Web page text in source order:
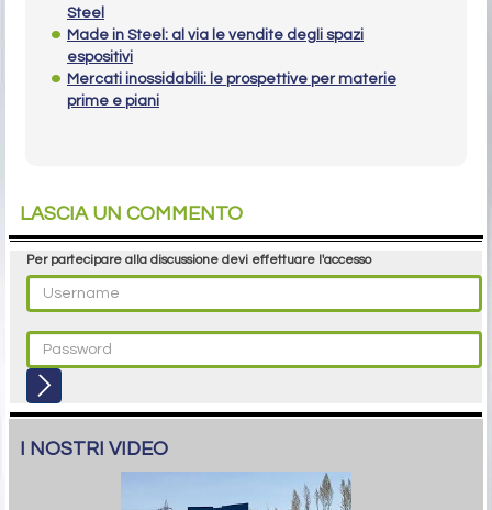
Steel
Made in Steel: al via le vendite degli spazi
espositivi
Mercati inossidabili: le prospettive per materie
prime e piani
LASCIA UN COMMENTO
Per partecipare alla discussione devi effettuare l'accesso
I NOSTRI VIDEO